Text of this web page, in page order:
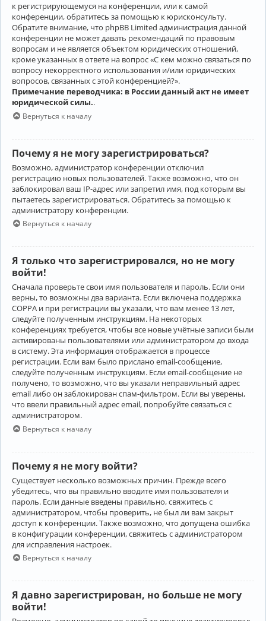
к регистрирующемуся на конференции, или к самой
конференции, обратитесь за помощью к юрисконсульту.
Обратите внимание, что phpBB Limited администрация данной
конференции не может давать рекомендаций по правовым
вопросам и не является объектом юридических отношений,
кроме указанных в ответе на вопрос «С кем можно связаться по
вопросу некорректного использования и/или юридических
вопросов, связанных с этой конференцией?».
Примечание переводчика: в России данный акт не имеет
юридической силы..
Вернуться к началу
Почему я не могу зарегистрироваться?
Возможно, администратор конференции отключил
регистрацию новых пользователей. Также возможно, что он
заблокировал ваш IP-адрес или запретил имя, под которым вы
пытаетесь зарегистрироваться. Обратитесь за помощью к
администратору конференции.
Вернуться к началу
Я только что зарегистрировался, но не могу
войти!
Сначала проверьте свои имя пользователя и пароль. Если они
верны, то возможны два варианта. Если включена поддержка
COPPA и при регистрации вы указали, что вам менее 13 лет,
следуйте полученным инструкциям. На некоторых
конференциях требуется, чтобы все новые учётные записи были
активированы пользователями или администратором до входа
в систему. Эта информация отображается в процессе
регистрации. Если вам было прислано email-сообщение,
следуйте полученным инструкциям. Если email-сообщение не
получено, то возможно, что вы указали неправильный адрес
email либо он заблокирован спам-фильтром. Если вы уверены,
что ввели правильный адрес email, попробуйте связаться с
администратором.
Вернуться к началу
Почему я не могу войти?
Существует несколько возможных причин. Прежде всего
убедитесь, что вы правильно вводите имя пользователя и
пароль. Если данные введены правильно, свяжитесь с
администратором, чтобы проверить, не был ли вам закрыт
доступ к конференции. Также возможно, что допущена ошибка
в конфигурации конференции, свяжитесь с администратором
для исправления настроек.
Вернуться к началу
Я давно зарегистрирован, но больше не могу
войти!